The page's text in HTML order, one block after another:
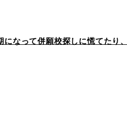
になって併願校探しに慌てたり